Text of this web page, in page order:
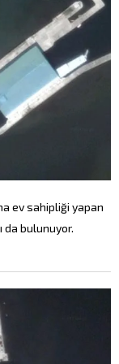
ev sahipliği yapan
bulunuyor.